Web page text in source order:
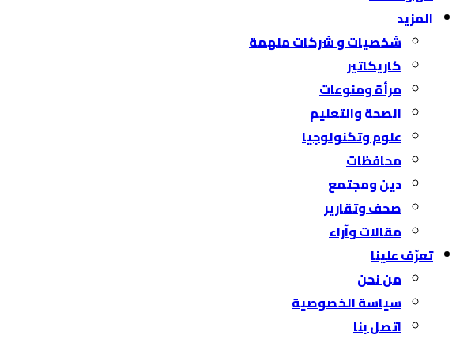
المزيد
شخصيات و شركات ملهمة
كاريكاتير
مرأة ومنوعات
الصحة والتعليم
علوم وتكنولوجيا
محافظات
دين ومجتمع
صحف وتقارير
مقالات وآراء
تعرّف علينا
من نحن
سياسة الخصوصية
اتصل بنا